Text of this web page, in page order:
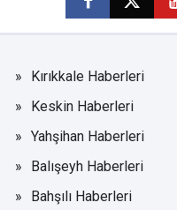
Kırıkkale Haberleri
Keskin Haberleri
Yahşihan Haberleri
Balışeyh Haberleri
Bahşılı Haberleri